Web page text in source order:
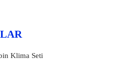
Klima Seti